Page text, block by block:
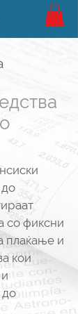
до
со фиксни
плаќање и
кои
до